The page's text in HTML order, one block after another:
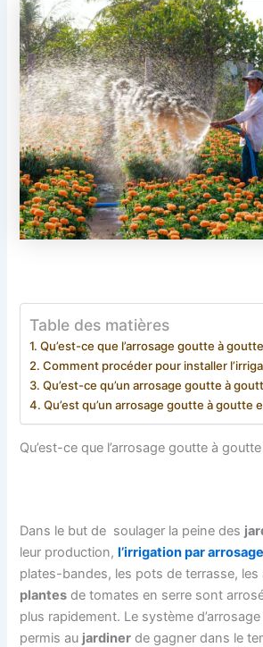
Table des matières
Qu’est-ce que l’arrosage goutte à
Comment procéder pour installer
Qu’est-ce qu’un arrosage goutte à
Qu’est qu’un arrosage goutte à goutte
Qu’est-ce que l’arrosage goutte à goutte
Dans le but de soulager la peine des
leur production, l’irrigation par arrosage
plates-bandes, les pots de terrasse, les
plantes de tomates en serre sont
plus rapidement. Le système
permis au jardiner de gagner dans le